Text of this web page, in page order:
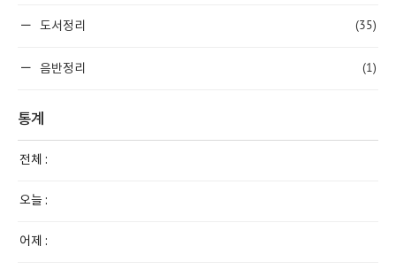
도서정리 (35)
음반정리 (1)
통계
전체 :
오늘 :
어제 :